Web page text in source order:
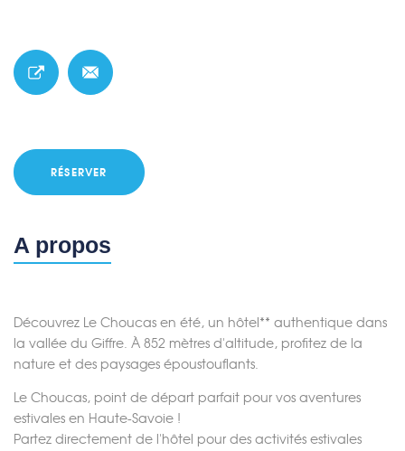
RÉSERVER
A propos
Découvrez Le Choucas en été, un hôtel** authentique dans
la vallée du Giffre. À 852 mètres d'altitude, profitez de la
nature et des paysages époustouflants.
Le Choucas, point de départ parfait pour vos aventures
estivales en Haute-Savoie !
Partez directement de l'hôtel pour des activités estivales